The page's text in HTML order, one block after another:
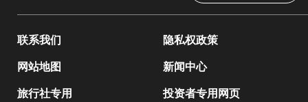
联系我们
隐私权政策
网站地图
新闻中心
旅行社专用
投资者专用网页